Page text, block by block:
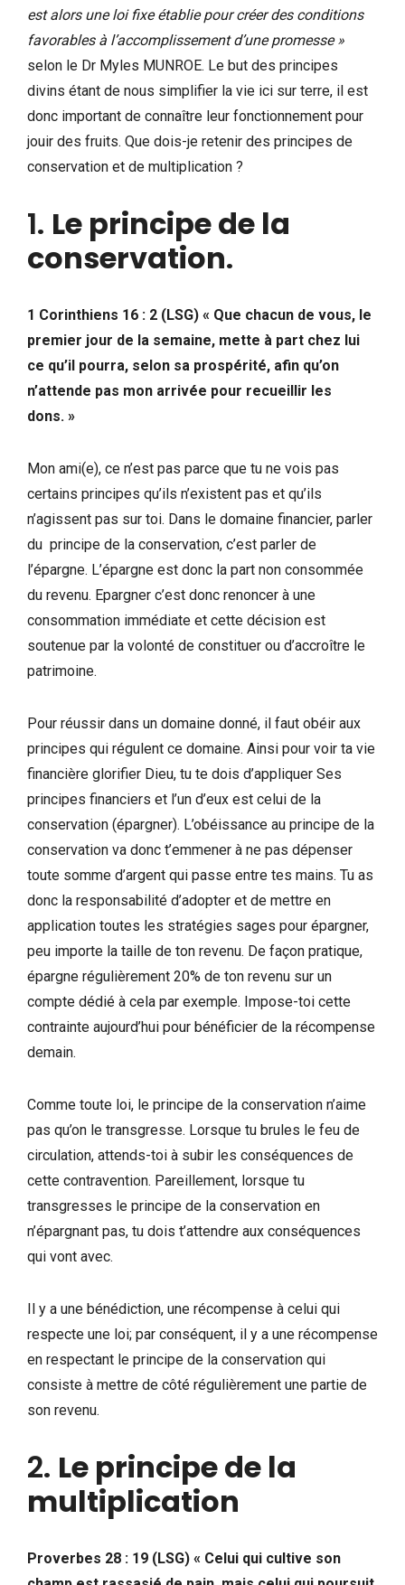
est alors une loi fixe établie pour créer des conditions
favorables à l’accomplissement d’une promesse »
selon le Dr Myles MUNROE. Le but des principes
divins étant de nous simplifier la vie ici sur terre, il est
donc important de connaître leur fonctionnement pour
jouir des fruits. Que dois-je retenir des principes de
conservation et de multiplication ?
1. Le principe de la
conservation.
1 Corinthiens 16 : 2 (LSG) « Que chacun de vous, le
premier jour de la semaine, mette à part chez lui
ce qu’il pourra, selon sa prospérité, afin qu’on
n’attende pas mon arrivée pour recueillir les
dons. »
Mon ami(e), ce n’est pas parce que tu ne vois pas
certains principes qu’ils n’existent pas et qu’ils
n’agissent pas sur toi. Dans le domaine financier, parler
du principe de la conservation, c’est parler de
l’épargne. L’épargne est donc la part non consommée
du revenu. Epargner c’est donc renoncer à une
consommation immédiate et cette décision est
soutenue par la volonté de constituer ou d’accroître le
patrimoine.
Pour réussir dans un domaine donné, il faut obéir aux
principes qui régulent ce domaine. Ainsi pour voir ta vie
financière glorifier Dieu, tu te dois d’appliquer Ses
principes financiers et l’un d’eux est celui de la
conservation (épargner). L’obéissance au principe de la
conservation va donc t’emmener à ne pas dépenser
toute somme d’argent qui passe entre tes mains. Tu as
donc la responsabilité d’adopter et de mettre en
application toutes les stratégies sages pour épargner,
peu importe la taille de ton revenu. De façon pratique,
épargne régulièrement 20% de ton revenu sur un
compte dédié à cela par exemple. Impose-toi cette
contrainte aujourd’hui pour bénéficier de la récompense
demain.
Comme toute loi, le principe de la conservation n’aime
pas qu’on le transgresse. Lorsque tu brules le feu de
circulation, attends-toi à subir les conséquences de
cette contravention. Pareillement, lorsque tu
transgresses le principe de la conservation en
n’épargnant pas, tu dois t’attendre aux conséquences
qui vont avec.
Il y a une bénédiction, une récompense à celui qui
respecte une loi; par conséquent, il y a une récompense
en respectant le principe de la conservation qui
consiste à mettre de côté régulièrement une partie de
son revenu.
2. Le principe de la
multiplication
Proverbes 28 : 19 (LSG) « Celui qui cultive son